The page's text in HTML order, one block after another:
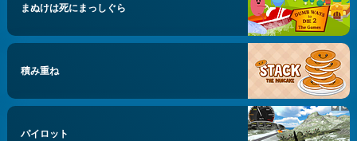
まぬけは死にまっしぐら
積み重ね
パイロット